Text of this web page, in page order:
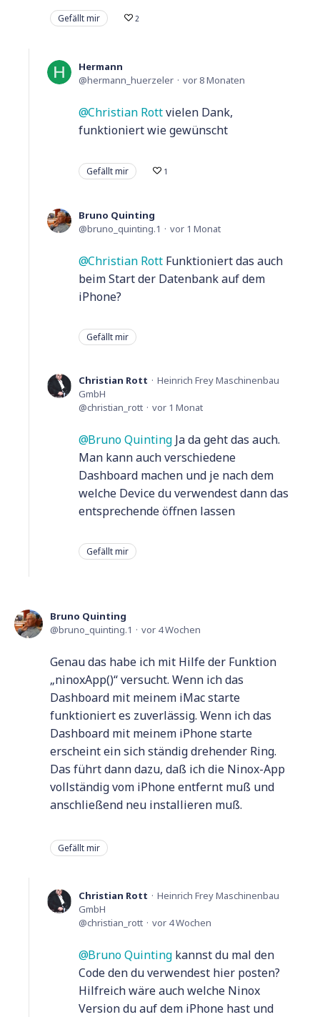
Gefällt mir 2
Hermann
hermann_huerzeler
vor 8 Monaten
Christian Rottvielen Dank,
funktioniert wie gewünscht
Gefällt mir 1
Bruno Quinting
bruno_quinting.1
vor 1 Monat
Christian Rott Funktioniert das auch
beim Start der Datenbank auf dem
iPhone?
Gefällt mir
Christian Rott
Heinrich Frey Maschinenbau
GmbH
christian_rott
vor 1 Monat
Bruno Quinting Ja da geht das auch.
Man kann auch verschiedene
Dashboard machen und je nach dem
welche Device du verwendest dann das
entsprechende öffnen lassen
Gefällt mir
Bruno Quinting
bruno_quinting.1
vor 4 Wochen
Genau das habe ich mit Hilfe der Funktion
„ninoxApp()“ versucht. Wenn ich das
Dashboard mit meinem iMac starte
funktioniert es zuverlässig. Wenn ich das
Dashboard mit meinem iPhone starte
erscheint ein sich ständig drehender Ring.
Das führt dann dazu, daß ich die Ninox-App
vollständig vom iPhone entfernt muß und
anschließend neu installieren muß.
Gefällt mir
Christian Rott
Heinrich Frey Maschinenbau
GmbH
christian_rott
vor 4 Wochen
Bruno Quinting kannst du mal den
Code den du verwendest hier posten?
Hilfreich wäre auch welche Ninox
Version du auf dem iPhone hast und